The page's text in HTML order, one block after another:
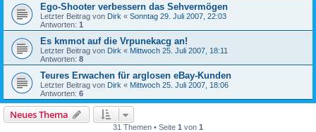
Ego-Shooter verbessern das Sehvermögen
Letzter Beitrag von Dirk « Sonntag 29. Juli 2007, 22:03
Antworten: 1
Es kmmot auf die Vrpunekacg an!
Letzter Beitrag von Dirk « Mittwoch 25. Juli 2007, 18:11
Antworten: 8
Teures Erwachen für arglosen eBay-Kunden
Letzter Beitrag von Dirk « Mittwoch 25. Juli 2007, 18:06
Antworten: 6
Neues Thema
31 Themen • Seite 1 von 1